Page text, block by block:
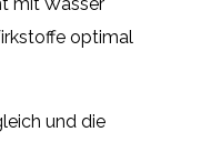
optimal
und die